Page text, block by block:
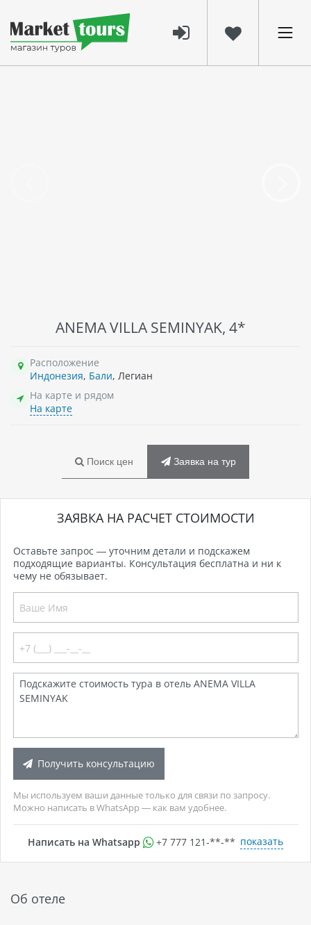
ANEMA VILLA SEMINYAK, 4*
Расположение
Индонезия, Бали, Легиан
На карте и рядом
На карте
Поиск цен Заявка на тур
ЗАЯВКА НА РАСЧЕТ СТОИМОСТИ
Оставьте запрос — уточним детали и подскажем
подходящие варианты. Консультация бесплатна и ни к
чему не обязывает.
Получить консультацию
Мы используем ваши данные только для связи по запросу.
Можно написать в WhatsApp — как вам удобнее.
Написать на Whatsapp +7 777 121-**-** показать
Об отеле